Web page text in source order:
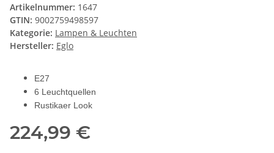
Artikelnummer: 1647
GTIN: 9002759498597
Kategorie: Lampen & Leuchten
Hersteller: Eglo
E27
6 Leuchtquellen
Rustikaer Look
224,99 €